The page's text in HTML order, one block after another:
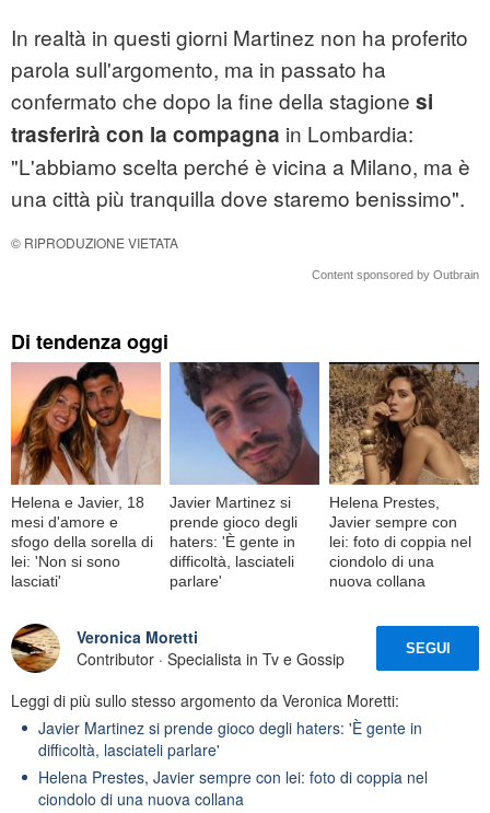
In realtà in questi giorni Martinez non ha proferito
parola sull'argomento, ma in passato ha
confermato che dopo la fine della stagione si
trasferirà con la compagna in Lombardia:
"L'abbiamo scelta perché è vicina a Milano, ma è
una città più tranquilla dove staremo benissimo".
© RIPRODUZIONE VIETATA
Content sponsored by Outbrain
Di tendenza oggi
Helena e Javier, 18
mesi d'amore e
sfogo della sorella di
lei: 'Non si sono
lasciati'
Javier Martinez si
prende gioco degli
haters: 'È gente in
difficoltà, lasciateli
parlare'
Helena Prestes,
Javier sempre con
lei: foto di coppia nel
ciondolo di una
nuova collana
Veronica Moretti
Contributor · Specialista in Tv e Gossip
SEGUI
Leggi di più sullo stesso argomento da Veronica Moretti:
Javier Martinez si prende gioco degli haters: 'È gente in
difficoltà, lasciateli parlare'
Helena Prestes, Javier sempre con lei: foto di coppia nel
ciondolo di una nuova collana